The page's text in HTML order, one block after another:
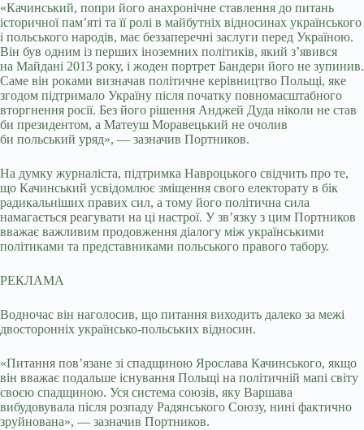
«Качинський, попри його анахронічне ставлення до питань
історичної пам’яті та її ролі в майбутніх відносинах українського
і польського народів, має беззаперечні заслуги перед Україною.
Він був одним із перших іноземних політиків, який з’явився
на Майдані 2013 року, і жоден портрет Бандери його не зупинив.
Саме він роками визначав політичне керівництво Польщі, яке
згодом підтримало Україну після початку повномасштабного
вторгнення росії. Без його рішення Анджей Дуда ніколи не став
би президентом, а Матеуш Моравецький не очолив
би польський уряд», — зазначив Портников.
На думку журналіста, підтримка Навроцького свідчить про те,
що Качинський усвідомлює зміщення свого електорату в бік
радикальніших правих сил, а тому його політична сила
намагається реагувати на ці настрої. У зв’язку з цим Портников
вважає важливим продовження діалогу між українськими
політиками та представниками польського правого табору.
РЕКЛАМА
Водночас він наголосив, що питання виходить далеко за межі
двосторонніх українсько-польських відносин.
«Питання пов’язане зі спадщиною Ярослава Качинського, якщо
він вважає подальше існування Польщі на політичній мапі світу
своєю спадщиною. Уся система союзів, яку Варшава
вибудовувала після розпаду Радянського Союзу, нині фактично
зруйнована», — зазначив Портников.